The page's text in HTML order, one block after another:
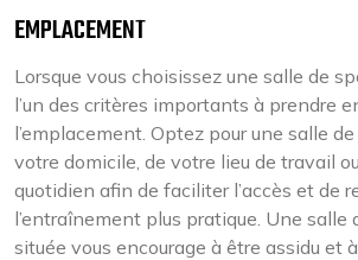
EMPLACEMENT
Lorsque vous choisissez une salle de
l’un des critères importants à prendre
l’emplacement. Optez pour une salle
votre domicile, de votre lieu de travail
quotidien afin de faciliter l’accès et de
l’entraînement plus pratique. Une salle
située vous encourage à être assidu et